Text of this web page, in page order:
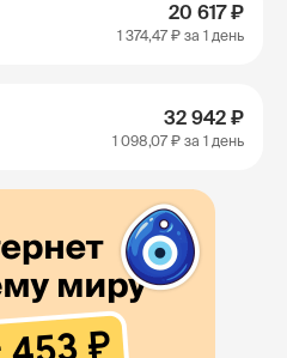
20 617 ₽
1 374,47 ₽ за 1 день
32 942 ₽
1 098,07 ₽ за 1 день